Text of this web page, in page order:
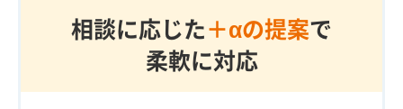
相談に応じた＋αの提案で
柔軟に対応